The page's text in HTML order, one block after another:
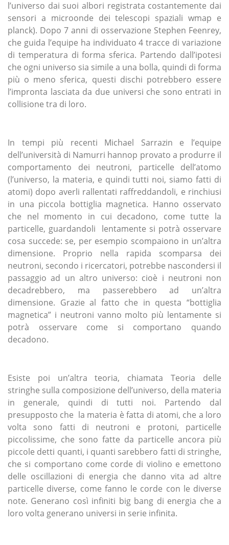
l’universo dai suoi albori registrata costantemente dai
sensori a microonde dei telescopi spaziali wmap e
planck). Dopo 7 anni di osservazione Stephen Feenrey,
che guida l’equipe ha individuato 4 tracce di variazione
di temperatura di forma sferica. Partendo dall’ipotesi
che ogni universo sia simile a una bolla, quindi di forma
più o meno sferica, questi dischi potrebbero essere
l’impronta lasciata da due universi che sono entrati in
collisione tra di loro.
In tempi più recenti Michael Sarrazin e l’equipe
dell’università di Namurri hannop provato a produrre il
comportamento dei neutroni, particelle dell’atomo
(l’universo, la materia, e quindi tutti noi, siamo fatti di
atomi) dopo averli rallentati raffreddandoli, e rinchiusi
in una piccola bottiglia magnetica. Hanno osservato
che nel momento in cui decadono, come tutte la
particelle, guardandoli lentamente si potrà osservare
cosa succede: se, per esempio scompaiono in un’altra
dimensione. Proprio nella rapida scomparsa dei
neutroni, secondo i ricercatori, potrebbe nascondersi il
passaggio ad un altro universo: cioè i neutroni non
decadrebbero, ma passerebbero ad un’altra
dimensione. Grazie al fatto che in questa “bottiglia
magnetica” i neutroni vanno molto più lentamente si
potrà osservare come si comportano quando
decadono.
Esiste poi un’altra teoria, chiamata Teoria delle
stringhe sulla composizione dell’universo, della materia
in generale, quindi di tutti noi. Partendo dal
presupposto che la materia è fatta di atomi, che a loro
volta sono fatti di neutroni e protoni, particelle
piccolissime, che sono fatte da particelle ancora più
piccole detti quanti, i quanti sarebbero fatti di stringhe,
che si comportano come corde di violino e emettono
delle oscillazioni di energia che danno vita ad altre
particelle diverse, come fanno le corde con le diverse
note. Generano così infiniti big bang di energia che a
loro volta generano universi in serie infinita.